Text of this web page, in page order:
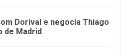
Dorival e negocia Thiago
de Madrid